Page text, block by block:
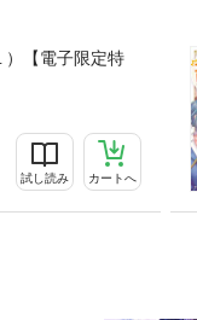
）【電子限定特
試し読み カートへ